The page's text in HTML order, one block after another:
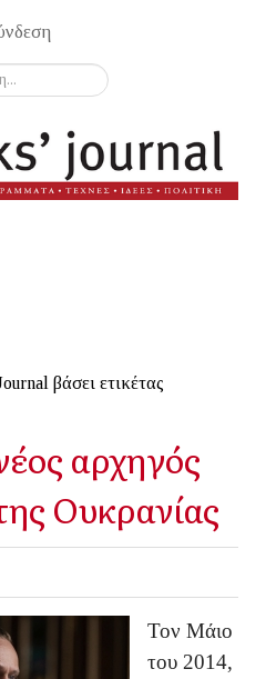
βάσει ετικέτας
αρχηγός
Ουκρανίας
Τον Μάιο
του 2014,